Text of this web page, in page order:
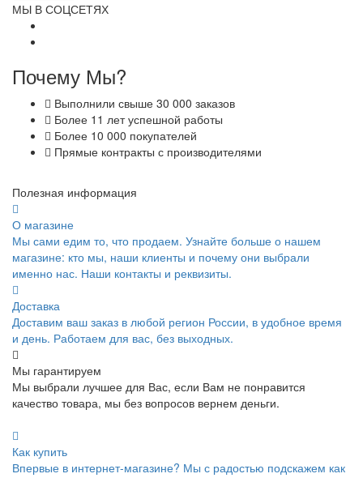
МЫ В СОЦСЕТЯХ
Почему Мы?
Выполнили свыше 30 000 заказов
Более 11 лет успешной работы
Более 10 000 покупателей
Прямые контракты с производителями
Полезная информация
О магазине
Мы сами едим то, что продаем. Узнайте больше о нашем
магазине: кто мы, наши клиенты и почему они выбрали
именно нас. Наши контакты и реквизиты.
Доставка
Доставим ваш заказ в любой регион России, в удобное время
и день. Работаем для вас, без выходных.
Мы гарантируем
Мы выбрали лучшее для Вас, если Вам не понравится
качество товара, мы без вопросов вернем деньги.
Как купить
Впервые в интернет-магазине? Мы с радостью подскажем как